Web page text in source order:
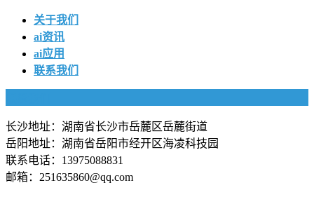
关于我们
ai资讯
ai应用
联系我们
长沙地址：湖南省长沙市岳麓区岳麓街道
岳阳地址：湖南省岳阳市经开区海凌科技园
联系电话：13975088831
邮箱：251635860@qq.com